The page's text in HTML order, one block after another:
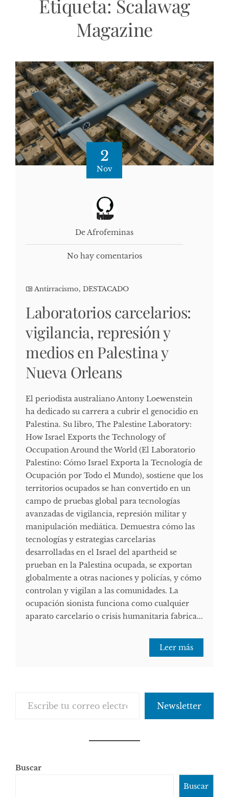
Etiqueta: Scalawag
Magazine
2
Nov
De Afrofeminas
No hay comentarios
Antirracismo, DESTACADO
Laboratorios carcelarios:
vigilancia, represión y
medios en Palestina y
Nueva Orleans
El periodista australiano Antony Loewenstein
ha dedicado su carrera a cubrir el genocidio en
Palestina. Su libro, The Palestine Laboratory:
How Israel Exports the Technology of
Occupation Around the World (El Laboratorio
Palestino: Cómo Israel Exporta la Tecnología de
Ocupación por Todo el Mundo), sostiene que los
territorios ocupados se han convertido en un
campo de pruebas global para tecnologías
avanzadas de vigilancia, represión militar y
manipulación mediática. Demuestra cómo las
tecnologías y estrategias carcelarias
desarrolladas en el Israel del apartheid se
prueban en la Palestina ocupada, se exportan
globalmente a otras naciones y policías, y cómo
controlan y vigilan a las comunidades. La
ocupación sionista funciona como cualquier
aparato carcelario o crisis humanitaria fabrica...
Leer más
Newsletter
Buscar
Buscar